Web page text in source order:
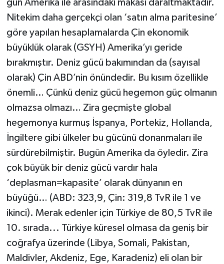
gün Amerika ile arasındaki makası daraltmaktadır.
Nitekim daha gerçekçi olan ‘satın alma paritesine’
göre yapılan hesaplamalarda Çin ekonomik
büyüklük olarak (GSYH) Amerika’yı geride
bırakmıştır. Deniz gücü bakımından da (sayısal
olarak) Çin ABD’nin önündedir. Bu kısım özellikle
önemli… Çünkü deniz gücü hegemon güç olmanın
olmazsa olmazı… Zira geçmişte global
hegemonya kurmuş İspanya, Portekiz, Hollanda,
İngiltere gibi ülkeler bu gücünü donanmaları ile
sürdürebilmiştir. Bugün Amerika da öyledir. Zira
çok büyük bir deniz gücü vardır hala
‘deplasman=kapasite’ olarak dünyanın en
büyüğü… (ABD: 323,9, Çin: 319,8 TvR ile 1 ve
ikinci). Merak edenler için Türkiye de 80,5 TvR ile
10. sırada... Türkiye küresel olmasa da geniş bir
coğrafya üzerinde (Libya, Somali, Pakistan,
Maldivler, Akdeniz, Ege, Karadeniz) eli olan bir